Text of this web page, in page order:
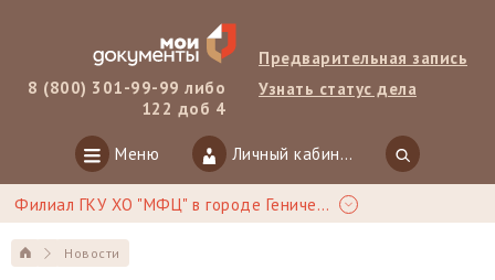
8 (800) 301-99-99 либо
122 доб 4
Предварительная запись
Узнать статус дела
Меню Личный кабинет
Филиал ГКУ ХО "МФЦ" в городе Геническ
Новости